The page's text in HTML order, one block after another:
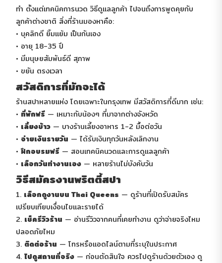
ทำ ตั้งแต่เทคนิคการนวด วิธีดูแลลูกค้า ไปจนถึงการพูดคุยกับ
ลูกค้าต่างชาติ สิ่งที่ร้านมองหาคือ:
• บุคลิกดี ยิ้มแย้ม เป็นกันเอง
• อายุ 18-35 ปี
• มีมนุษยสัมพันธ์ดี สุภาพ
• ขยัน ตรงเวลา
สวัสดิการที่มักจะได้
ร้านสปาหลายแห่ง โดยเฉพาะในกรุงเทพ มีสวัสดิการที่ดีมาก เช่น:
• ที่พักฟรี — เหมาะกับน้องๆ ที่มาจากต่างจังหวัด
• เลี้ยงข้าว — บางร้านเลี้ยงอาหาร 1-2 มื้อต่อวัน
• จ่ายเงินรายวัน — ได้รับเงินทุกวันหลังเลิกงาน
• ฝึกอบรมฟรี — สอนเทคนิคนวดและการดูแลลูกค้า
• เลือกวันทำงานเอง — หลายร้านไม่บังคับวัน
วิธีสมัครงานพริตตี้สปา
1. เลือกดูงานบน Thai Queens — ดูร้านที่เปิดรับสมัคร
เปรียบเทียบเงื่อนไขและรายได้
2. เช็ครีวิวร้าน — อ่านรีวิวจากคนที่เคยทำงาน ดูว่าจ่ายจริงไหม
ปลอดภัยไหม
3. ติดต่อร้าน — โทรหรือแอดไลน์ตามที่ระบุในประกาศ
4. ไปดูสถานที่จริง — ก่อนตัดสินใจ ควรไปดูร้านด้วยตัวเอง ดู